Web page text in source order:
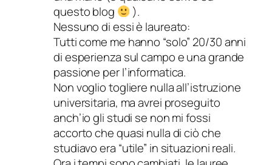
questo blog
).
Nessuno di essi è laureato:
Tutti come me hanno “solo” 20/30 anni
di esperienza sul campo e una grande
passione per l’informatica.
Non voglio togliere nulla all’istruzione
universitaria, ma avrei proseguito
anch’io gli studi se non mi fossi
accorto che quasi nulla di ciò che
studiavo era “utile” in situazioni reali.